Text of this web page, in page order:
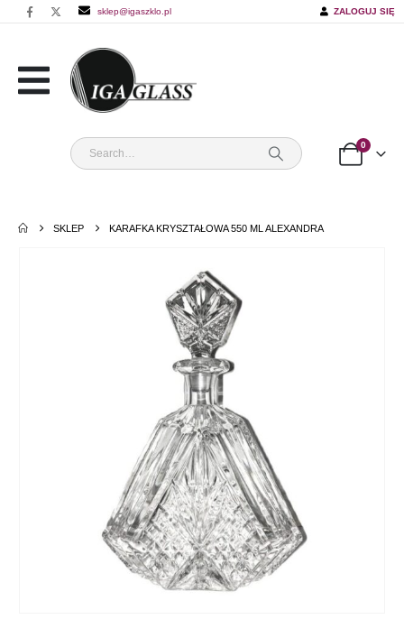
sklep@igaszklo.pl ZALOGUJ SIĘ
0
SKLEP KARAFKA KRYSZTAŁOWA 550 ML ALEXANDRA